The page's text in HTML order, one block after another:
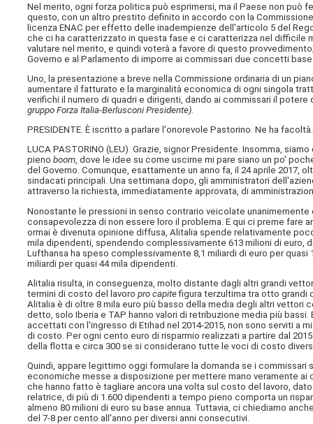
Nel merito, ogni forza politica può esprimersi, ma il Paese non può
questo, con un altro prestito definito in accordo con la
licenza ENAC per effetto delle inadempienze dell'articolo 5 del
che ci ha caratterizzato in questa fase e ci caratterizza nel difficile
valutare nel merito, e quindi voterà a favore di questo
Governo e al Parlamento di imporre ai commissari due concetti
Uno, la presentazione a breve nella Commissione ordinaria di un
aumentare il fatturato e la marginalità economica di ogni singola
verifichi il numero di quadri e dirigenti, dando ai commissari il
gruppo Forza Italia-Berlusconi Presidente)
PRESIDENTE. È iscritto a parlare l'onorevole Pastorino. Ne ha facoltà.
LUCA PASTORINO (LEU). Grazie, signor Presidente. Insomma,
pienoboom, dove le idee su come uscirne mi pare siano un po'
del Governo. Comunque, esattamente un anno fa, il 24 aprile
sindacati principali. Una settimana dopo, gli amministratori
attraverso la richiesta, immediatamente approvata, di
Nonostante le pressioni in senso contrario veicolate unanimemente
consapevolezza di non essere loro il problema. E qui ci preme fare
ormai è divenuta opinione diffusa, Alitalia spende relativamente
mila dipendenti, spendendo complessivamente 613 milioni di euro,
Lufthansa ha speso complessivamente 8,1 miliardi di euro per quasi
miliardi per quasi 44 mila dipendenti.
Alitalia risulta, in conseguenza, molto distante dagli altri grandi
termini di costo del lavoropro capitefigura terzultima tra otto grandi
Alitalia è di oltre 8 mila euro più basso della media degli altri
detto, solo Iberia e TAP hanno valori di retribuzione media più
accettati con l'ingresso di Etihad nel 2014-2015, non sono serviti a
di costo. Per ogni cento euro di risparmio realizzati a partire dal
della flotta e circa 300 se si considerano tutte le voci di costo
Quindi, appare legittimo oggi formulare la domanda se i
economiche messe a disposizione per mettere mano veramente
che hanno fatto è tagliare ancora una volta sul costo del lavoro,
relatrice, di più di 1.600 dipendenti a tempo pieno comporta un
almeno 80 milioni di euro su base annua. Tuttavia, ci chiediamo
del 7-8 per cento all'anno per diversi anni consecutivi.